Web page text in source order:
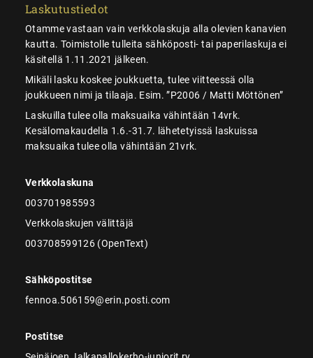
Laskutustiedot
Otamme vastaan vain verkkolaskuja alla olevien kanavien
kautta. Toimistolle tulleita sähköposti- tai paperilaskuja ei
käsitellä 1.11.2021 jälkeen.
Mikäli lasku koskee joukkuetta, tulee viitteessä olla
joukkueen nimi ja tilaaja. Esim. ”P2006 / Matti Möttönen”
Laskuilla tulee olla maksuaika vähintään 14vrk.
Kesälomakaudella 1.6.-31.7. lähetetyissä laskuissa
maksuaika tulee olla vähintään 21vrk.
Verkkolaskuna
003701985593
Verkkolaskujen välittäjä
003708599126 (OpenText)
Sähköpostitse
fennoa.506159@erin.posti.com
Postitse